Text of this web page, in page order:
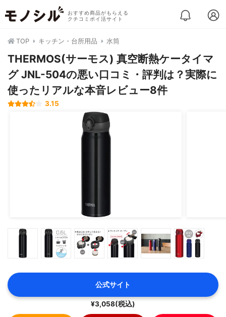
おすすめ商品がもらえる
クチコミポイ活サイト
TOP キッチン・台所用品 水筒
THERMOS(サーモス) 真空断熱ケータイマ
グ JNL-504の悪い口コミ・評判は？実際に
使ったリアルな本音レビュー8件
3.15
公式サイト
¥3,058(税込)